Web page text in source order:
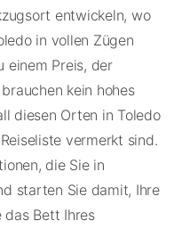
entwickeln, wo
in vollen Zügen
einem Preis, der
kein hohes
diesen Orten in Toledo
vermerkt sind.
die Sie in
starten Sie damit, Ihre
das Bett Ihres